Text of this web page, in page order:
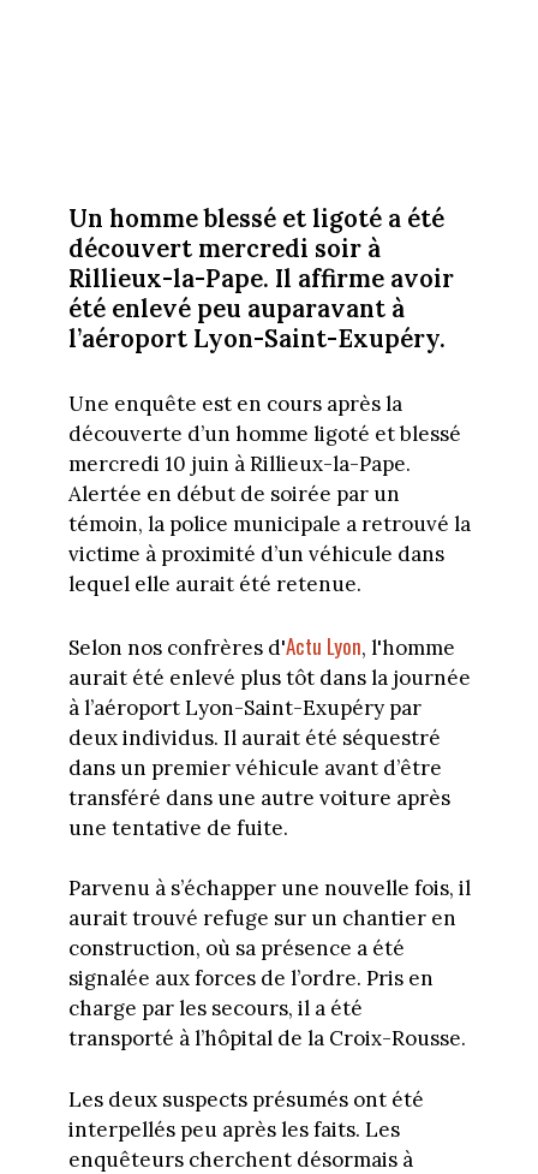
Un homme blessé et ligoté a été
découvert mercredi soir à
Rillieux-la-Pape. Il affirme avoir
été enlevé peu auparavant à
l’aéroport Lyon-Saint-Exupéry.
Une enquête est en cours après la
découverte d’un homme ligoté et blessé
mercredi 10 juin à Rillieux-la-Pape.
Alertée en début de soirée par un
témoin, la police municipale a retrouvé la
victime à proximité d’un véhicule dans
lequel elle aurait été retenue.
Selon nos confrères d'Actu Lyon, l'homme
aurait été enlevé plus tôt dans la journée
à l’aéroport Lyon-Saint-Exupéry par
deux individus. Il aurait été séquestré
dans un premier véhicule avant d’être
transféré dans une autre voiture après
une tentative de fuite.
Parvenu à s’échapper une nouvelle fois, il
aurait trouvé refuge sur un chantier en
construction, où sa présence a été
signalée aux forces de l’ordre. Pris en
charge par les secours, il a été
transporté à l’hôpital de la Croix-Rousse.
Les deux suspects présumés ont été
interpellés peu après les faits. Les
enquêteurs cherchent désormais à